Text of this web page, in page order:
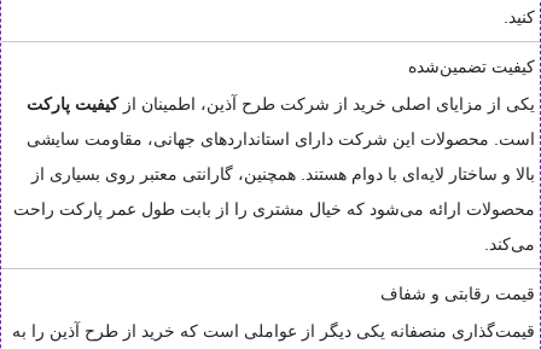
کنید.
کیفیت تضمین‌شده
یکی از مزایای اصلی خرید از شرکت طرح آذین، اطمینان ازکیفیت پارکت
است. محصولات این شرکت دارای استانداردهای جهانی، مقاومت سایشی
بالا و ساختار لایه‌ای با دوام هستند. همچنین، گارانتی معتبر روی بسیاری از
محصولات ارائه می‌شود که خیال مشتری را از بابت طول عمر پارکت راحت
می‌کند.
قیمت رقابتی و شفاف
قیمت‌گذاری منصفانه یکی دیگر از عواملی است که خرید از طرح آذین را به